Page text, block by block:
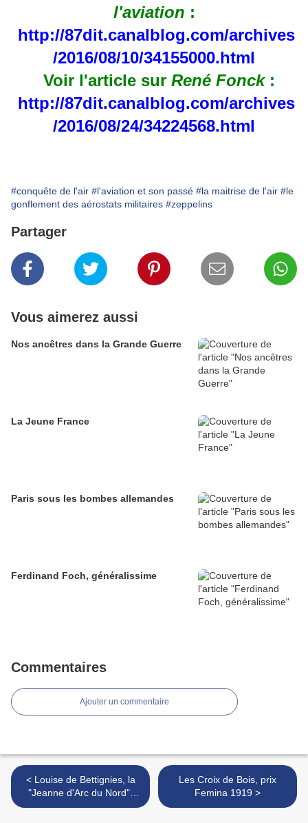
l'aviation :
http://87dit.canalblog.com/archives
/2016/08/10/34155000.html
Voir l'article sur René Fonck:
http://87dit.canalblog.com/archives
/2016/08/24/34224568.html
#conquête de l'air #l'aviation et son passé #la maitrise de l'air #le
gonflement des aérostats militaires #zeppelins
Partager
Vous aimerez aussi
Nos ancêtres dans la Grande Guerre
La Jeune France
Paris sous les bombes allemandes
Ferdinand Foch, généralissime
Commentaires
Ajouter un commentaire
< Louise de Bettignies, la
"Jeanne d'Arc du Nord",
1880-1918
Les Croix de Bois, prix
Femina 1919 >